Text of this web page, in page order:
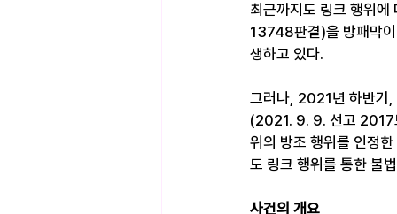
최근까지도 링크 행위
13748판결)을 방패막이
생하고 있다.
그러나, 2021년 하반기,
(2021. 9. 9. 선고 2017
위의 방조 행위를 인정
도 링크 행위를 통한 불
사건의 개요